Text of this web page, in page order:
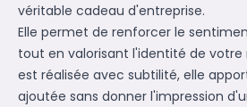
véritable cadeau d'entreprise.
Elle permet de renforcer le
tout en valorisant l'identité de votre
est réalisée avec subtilité, elle
ajoutée sans donner l'impression